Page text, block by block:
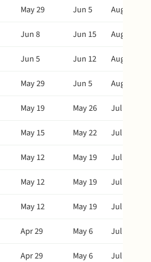
May 29 Jun 5
Aug 7
Jun 8 Jun 15
Aug 17
Jun 5 Jun 12
Aug 14
May 29 Jun 5
Aug 7
May 19 May 26
Jul 28
May 15 May 22
Jul 24
May 12 May 19
Jul 21
May 12 May 19
Jul 21
May 12 May 19
Jul 21
Apr 29 May 6
Jul 8
Apr 29 May 6
Jul 8